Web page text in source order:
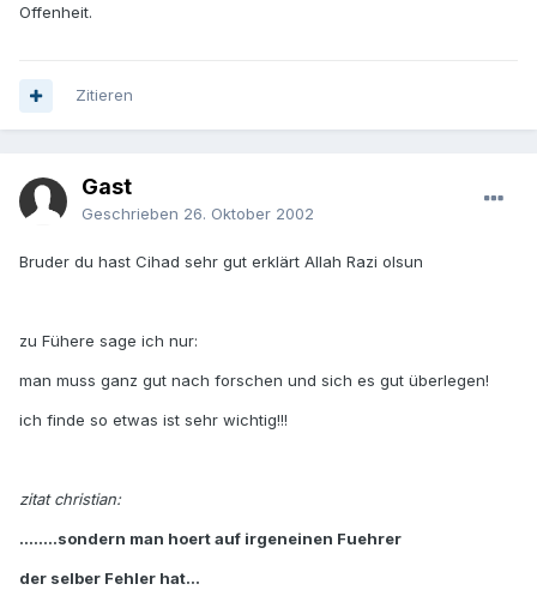
Offenheit.
Zitieren
Gast
Geschrieben 26. Oktober 2002
Bruder du hast Cihad sehr gut erklärt Allah Razi olsun
zu Fühere sage ich nur:
man muss ganz gut nach forschen und sich es gut überlegen!
ich finde so etwas ist sehr wichtig!!!
zitat christian:
........sondern man hoert auf irgeneinen Fuehrer
der selber Fehler hat...